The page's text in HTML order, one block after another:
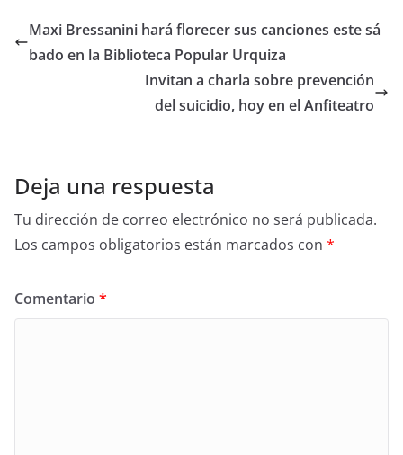
Maxi Bressanini hará florecer sus canciones este sá
bado en la Biblioteca Popular Urquiza
Invitan a charla sobre prevención
del suicidio, hoy en el Anfiteatro
Deja una respuesta
Tu dirección de correo electrónico no será publicada.
Los campos obligatorios están marcados con *
Comentario *